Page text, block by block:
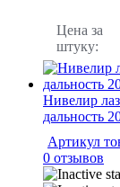
Цена за
штуку:
Нивелир
дальность
Артикул
0 отзывов